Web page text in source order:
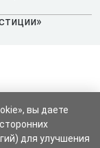
вы даете
для улучшения